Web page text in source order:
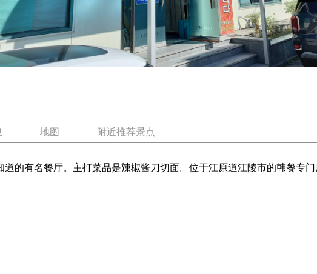
地图 附近推荐景点
的有名餐厅。主打菜品是辣椒酱刀切面。位于江原道江陵市的韩餐专